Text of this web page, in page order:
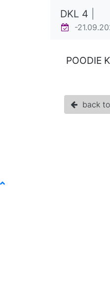
DKL 4
-
POODIE
back